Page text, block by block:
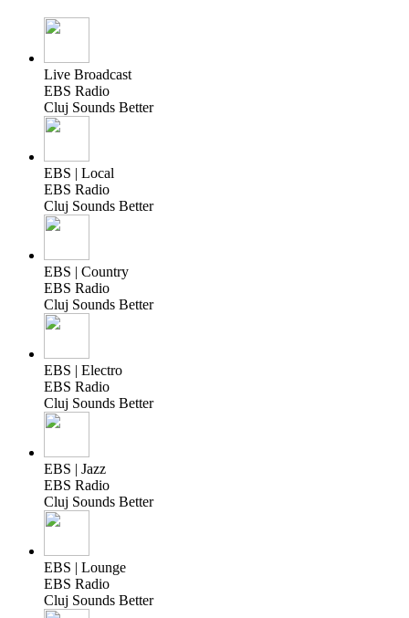
Live Broadcast
EBS Radio
Cluj Sounds Better
EBS | Local
EBS Radio
Cluj Sounds Better
EBS | Country
EBS Radio
Cluj Sounds Better
EBS | Electro
EBS Radio
Cluj Sounds Better
EBS | Jazz
EBS Radio
Cluj Sounds Better
EBS | Lounge
EBS Radio
Cluj Sounds Better